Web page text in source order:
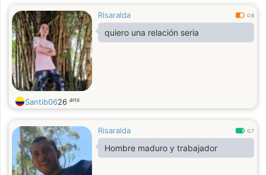
Risaralda 0.6
quiero una relación seria
Santib0626 ans
Risaralda 0.7
Hombre maduro y trabajador